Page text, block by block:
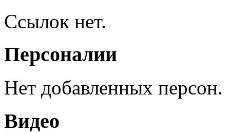
Ссылок нет.
Персоналии
Нет добавленных персон.
Видео